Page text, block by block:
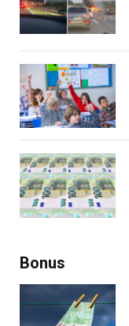
Bonus